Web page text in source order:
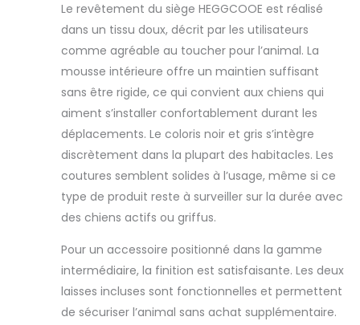
voiture est compressé et
emballé sous vide. Après avoir
ouvert le colis, attendez
patiemment environ 24 à 48
heures pour qu'il soit à nouveau
dans les meilleures conditions.
Taille du siège auto pour chiens
(longueur) x 50,8 cm (largeur) x
50,8 cm (hauteur). Notre lit de
voiture pour chien accueille
confortablement un grand ou
moyen chien pesant jusqu'à 25
kg, ou deux petits chiens pesant
jusqu'à 11 kg. S'adapte à tous les
types de voitures, tels que
berlines, SUV ou camionnettes. Il
est idéal pour les longs trajets en
voiture ou sur la route.
Le revêtement du siège HEGGCOOE est réalisé
dans un tissu doux, décrit par les utilisateurs
comme agréable au toucher pour l’animal. La
mousse intérieure offre un maintien suffisant
sans être rigide, ce qui convient aux chiens qui
aiment s’installer confortablement durant les
déplacements. Le coloris noir et gris s’intègre
discrètement dans la plupart des habitacles. Les
coutures semblent solides à l’usage, même si ce
type de produit reste à surveiller sur la durée avec
des chiens actifs ou griffus.
Pour un accessoire positionné dans la gamme
intermédiaire, la finition est satisfaisante. Les deux
laisses incluses sont fonctionnelles et permettent
de sécuriser l’animal sans achat supplémentaire.